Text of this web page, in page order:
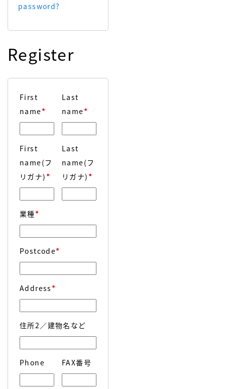
password?
Register
First
name*
Last
name*
First
name(フ
リガナ) *
Last
name(フ
リガナ) *
業種*
Postcode*
Address *
住所2／建物名など
Phone FAX番号